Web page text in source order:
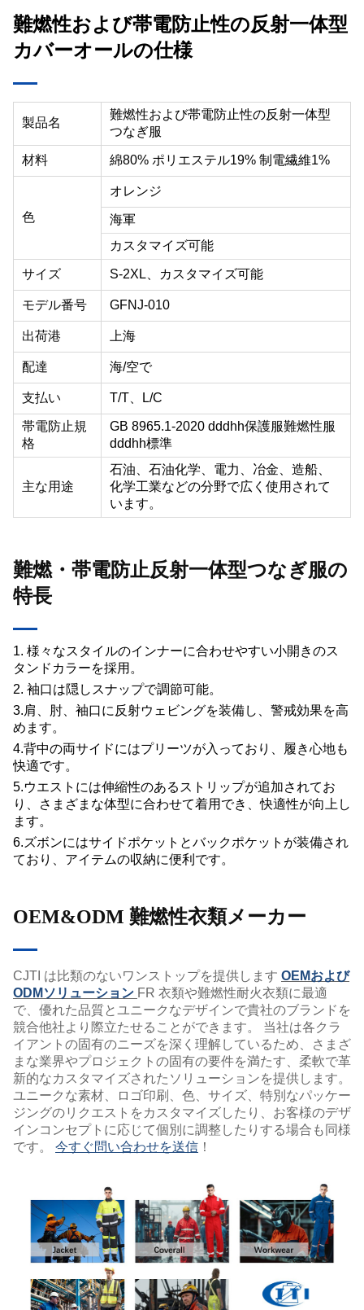
難燃性および帯電防止性の反射一体型
カバーオールの仕様
製品名
難燃性および帯電防止性の反射一体型
つなぎ服
材料 綿80% ポリエステル19% 制電繊維1%
色
オレンジ
海軍
カスタマイズ可能
サイズ S-2XL、 カスタマイズ可能
モデル番号 GFNJ-010
出荷港 上海
配達 海/空で
支払い T/T、L/C
帯電防止規
格
GB 8965.1-2020 dddhh保護服難燃性服
dddhh標準
主な用途
石油、石油化学、電力、冶金、造船、
化学工業などの分野で広く使用されて
います。
難燃・帯電防止反射一体型つなぎ服の
特長
1. 様々なスタイルのインナーに合わせやすい小開きのス
タンドカラーを採用。
2. 袖口は隠しスナップで調節可能。
3.肩、肘、袖口に反射ウェビングを装備し、警戒効果を高
めます。
4.背中の両サイドにはプリーツが入っており、履き心地も
快適です。
5.ウエストには伸縮性のあるストリップが追加されてお
り、さまざまな体型に合わせて着用でき、快適性が向上し
ます。
6.ズボンにはサイドポケットとバックポケットが装備され
ており、アイテムの収納に便利です。
OEM&ODM 難燃性衣類メーカー
CJTI は比類のないワンストップを提供します OEMおよび
ODMソリューション FR 衣類や難燃性耐火衣類に最適
で、優れた品質とユニークなデザインで貴社のブランドを
競合他社より際立たせることができます。 当社は各クラ
イアントの固有のニーズを深く理解しているため、さまざ
まな業界やプロジェクトの固有の要件を満たす、柔軟で革
新的なカスタマイズされたソリューションを提供します。
ユニークな素材、ロゴ印刷、色、サイズ、特別なパッケー
ジングのリクエストをカスタマイズしたり、お客様のデザ
インコンセプトに応じて個別に調整したりする場合も同様
です。 今すぐ問い合わせを送信 ！